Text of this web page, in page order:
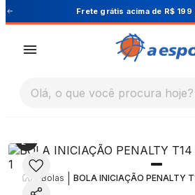
Cupom
Olá, o que você procura hoje?
Bolas BOLA INICIAÇÃO PENALTY